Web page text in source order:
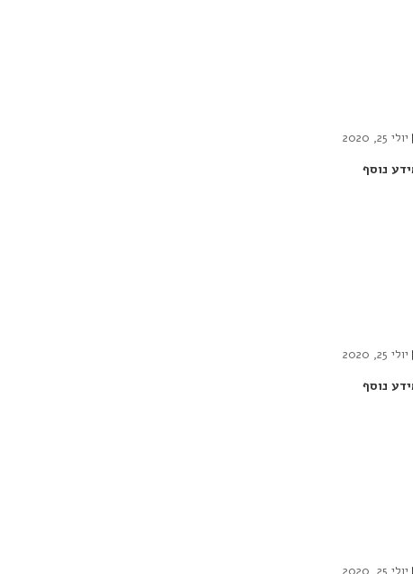
יולי 25, 2020
נוסף
יולי 25, 2020
נוסף